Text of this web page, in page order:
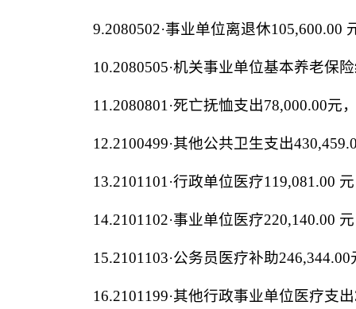
9.2080502·事业单位离退休105,600.00
10.2080505·机关事业单位基本养老保
1 1 .2080801 ·死亡抚恤支出78,000.00元
1 2.2100499·其他公共卫生支出
1 3.2101101 ·行政单位医疗119,081.00
14.2101102·事业单位医疗220,140.00
1 5.2101103·公务员医疗补助
16.2101199·其他行政事业单位医疗支出